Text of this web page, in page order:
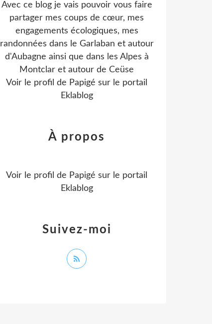
Avec ce blog je vais pouvoir vous faire
partager mes coups de cœur, mes
engagements écologiques, mes
randonnées dans le Garlaban et autour
d'Aubagne ainsi que dans les Alpes à
Montclar et autour de Ceüse
Voir le profil de Papigé sur le portail
Eklablog
Suivez-moi
À propos
Voir le profil de Papigé sur le portail
Eklablog